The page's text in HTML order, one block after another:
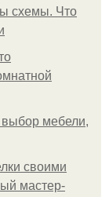
схемы. Что
выбор мебели,
своими
мастер-